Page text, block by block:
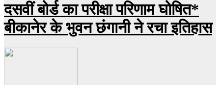
दसवीं बोर्ड का परीक्षा परिणाम घोषित*
बीकानेर के भुवन छंगानी ने रचा इतिहास